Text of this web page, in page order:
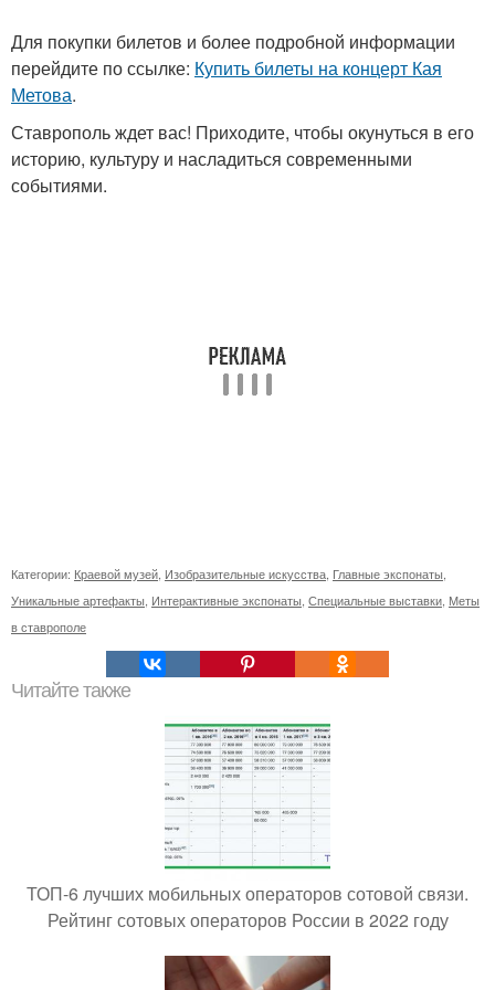
Для покупки билетов и более подробной информации
перейдите по ссылке: Купить билеты на концерт Кая
Метова.
Ставрополь ждет вас! Приходите, чтобы окунуться в его
историю, культуру и насладиться современными
событиями.
Категории: Краевой музей Изобразительные искусства Главные экспонаты
Уникальные артефакты Интерактивные экспонаты Специальные выставки Меты
в ставрополе
Читайте также
ТОП-6 лучших мобильных операторов сотовой связи.
Рейтинг сотовых операторов России в 2022 году